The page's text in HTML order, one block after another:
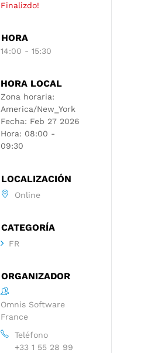
Finalizdo!
HORA
14:00 - 15:30
HORA LOCAL
Zona horaria:
America/New_York
Fecha: Feb 27 2026
Hora: 08:00 -
09:30
LOCALIZACIÓN
Online
CATEGORÍA
FR
ORGANIZADOR
Omnis Software
France
Teléfono
+33 1 55 28 99